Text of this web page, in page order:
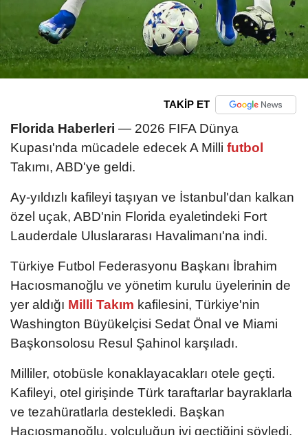
TAKİP ET
Florida Haberleri — 2026 FIFA Dünya
Kupası'nda mücadele edecek A Milli futbol
Takımı, ABD'ye geldi.
Ay-yıldızlı kafileyi taşıyan ve İstanbul'dan kalkan
özel uçak, ABD'nin Florida eyaletindeki Fort
Lauderdale Uluslararası Havalimanı'na indi.
Türkiye Futbol Federasyonu Başkanı İbrahim
Hacıosmanoğlu ve yönetim kurulu üyelerinin de
yer aldığı Milli Takım kafilesini, Türkiye'nin
Washington Büyükelçisi Sedat Önal ve Miami
Başkonsolosu Resul Şahinol karşıladı.
Milliler, otobüsle konaklayacakları otele geçti.
Kafileyi, otel girişinde Türk taraftarlar bayraklarla
ve tezahüratlarla destekledi. Başkan
Hacıosmanoğlu, yolculuğun iyi geçtiğini söyledi.